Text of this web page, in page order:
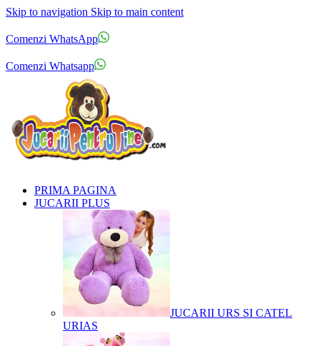
Skip to navigation Skip to main content
Comenzi WhatsApp
Comenzi Whatsapp
PRIMA PAGINA
JUCARII PLUS
JUCARII URS SI CATEL
URIAS